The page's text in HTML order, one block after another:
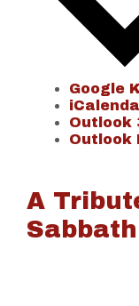
Google
Outlook
Outlook
A